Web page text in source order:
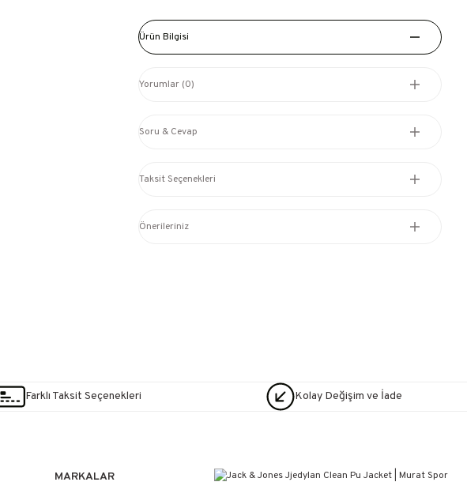
Ürün Bilgisi
Yorumlar (0)
Soru & Cevap
Taksit Seçenekleri
Önerileriniz
Farklı Taksit Seçenekleri Kolay Değişim ve İade
MARKALAR